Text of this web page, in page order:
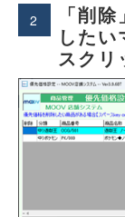
2
「削
した
スクリ